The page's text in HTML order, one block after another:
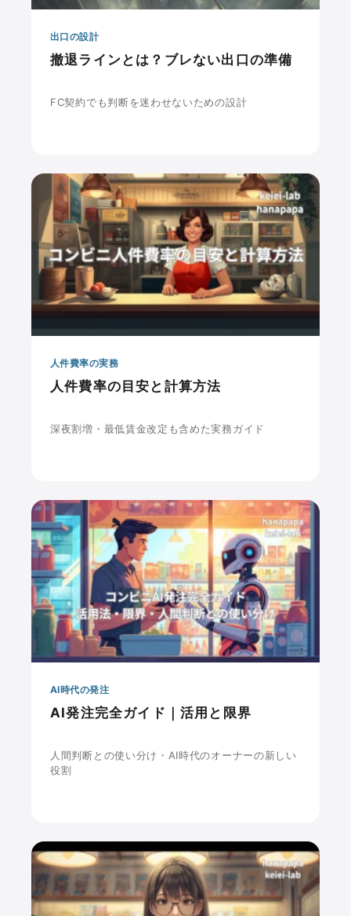
出口の設計
撤退ラインとは？ブレない出口の準備
FC契約でも判断を迷わせないための設計
人件費率の実務
人件費率の目安と計算方法
深夜割増・最低賃金改定も含めた実務ガイド
AI時代の発注
AI発注完全ガイド｜活用と限界
人間判断との使い分け・AI時代のオーナーの新しい
役割